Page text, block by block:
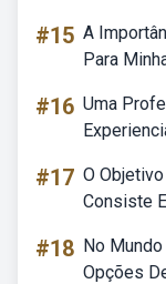
#15 A
Para
#16 Uma
#17 O
Consiste
#18 No
Opções